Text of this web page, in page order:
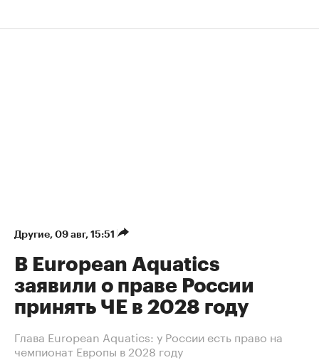
Другие 09 авг, 15:51
В European Aquatics
заявили о праве России
принять ЧЕ в 2028 году
Глава European Aquatics: у России есть право на
чемпионат Европы в 2028 году